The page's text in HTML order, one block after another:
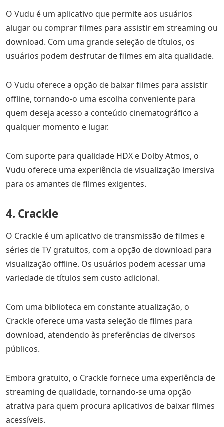
O Vudu é um aplicativo que permite aos usuários
alugar ou comprar filmes para assistir em streaming ou
download. Com uma grande seleção de títulos, os
usuários podem desfrutar de filmes em alta qualidade.
O Vudu oferece a opção de baixar filmes para assistir
offline, tornando-o uma escolha conveniente para
quem deseja acesso a conteúdo cinematográfico a
qualquer momento e lugar.
Com suporte para qualidade HDX e Dolby Atmos, o
Vudu oferece uma experiência de visualização imersiva
para os amantes de filmes exigentes.
4. Crackle
O Crackle é um aplicativo de transmissão de filmes e
séries de TV gratuitos, com a opção de download para
visualização offline. Os usuários podem acessar uma
variedade de títulos sem custo adicional.
Com uma biblioteca em constante atualização, o
Crackle oferece uma vasta seleção de filmes para
download, atendendo às preferências de diversos
públicos.
Embora gratuito, o Crackle fornece uma experiência de
streaming de qualidade, tornando-se uma opção
atrativa para quem procura aplicativos de baixar filmes
acessíveis.